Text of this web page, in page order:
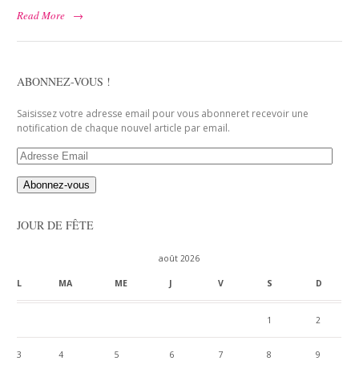
Read More
→
ABONNEZ-VOUS !
Saisissez votre adresse email pour vous abonneret recevoir une
notification de chaque nouvel article par email.
Adresse
Email
JOUR DE FÊTE
août 2026
L MA ME J V S D
1 2
3 4 5 6 7 8 9